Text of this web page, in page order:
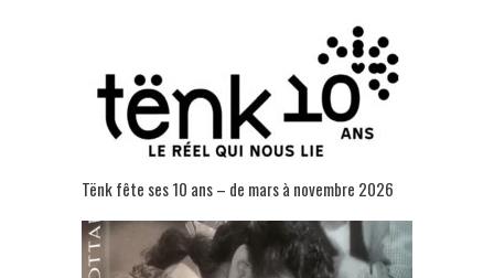
Tënk fête ses 10 ans – de mars à novembre 2026